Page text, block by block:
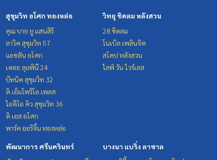
สุขุมวิท อโศก ทองหล่อ
คุณ บาย ยู แสนสิริ
ลาวิค สุขุมวิท 57
แอชตัน อโศก
เดอะ ลุมพินี 24
บีทนิค สุขุมวิท 32
ดิ เอ็มโพริโอ เพลส
ไอดีโอ คิว สุขุมวิท 36
ดิ เอส อโศก
พาร์ค ออริจิ้น ทองหล่อ
วิทยุ ชิดลม หลังสวน
28 ชิดลม
โนเบิล เพลินจิต
สโคป หลังสวน
ไลฟ์ วัน ไวร์เลส
พัฒนาการ ศรีนครินทร์
บางนา แบริ่ง ลาซาล